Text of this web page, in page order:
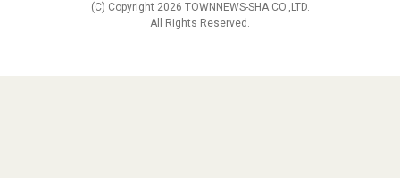
(C) Copyright 2026 TOWNNEWS-SHA CO.,LTD.
All Rights Reserved.